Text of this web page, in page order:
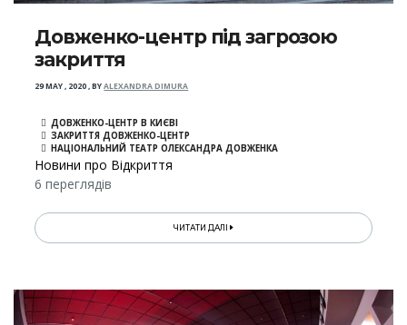
Довженко-центр під загрозою
закриття
29 MAY , 2020,BYALEXANDRA DIMURA
ДОВЖЕНКО-ЦЕНТР В КИЄВІ
ЗАКРИТТЯ ДОВЖЕНКО-ЦЕНТР
НАЦІОНАЛЬНИЙ ТЕАТР ОЛЕКСАНДРА ДОВЖЕНКА
Новини про Відкриття
6 переглядів
ЧИТАТИ ДАЛІ